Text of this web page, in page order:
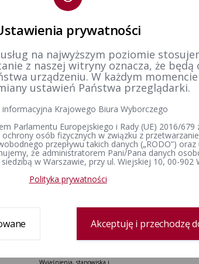
Elżbieta Koziarska
2026 16:20
Ustawa o referendum ogólnokrajowym
Wyjaśnienia, stanowiska i
Polskiej
Wybory do Sejmu i
prywatności
na najwyższym poziomie
z naszej witryny oznacza, że będą
urządzeniu. W każdym
ustawień Państwa przeglądarki.
informacyjna Krajowego Biura Wyborczego
Parlamentu Europejskiego i Rady (UE) 2016/679
osób fizycznych w związku z
przepływu takich danych („RODO”) oraz
że administratorem Pani/Pana danych
w Warszawie, przy ul. Wiejskiej 10, 00-902
Polityka prywatności
Akceptuję i przechodzę